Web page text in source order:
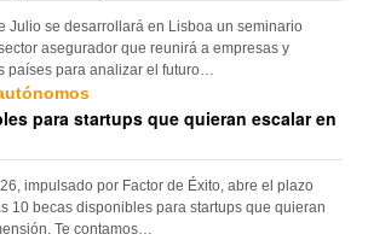
Julio se desarrollará en Lisboa un seminario
asegurador que reunirá a empresas y
países para analizar el futuro…
para startups que quieran escalar en
impulsado por Factor de Éxito, abre el plazo
10 becas disponibles para startups que quieran
Te contamos…